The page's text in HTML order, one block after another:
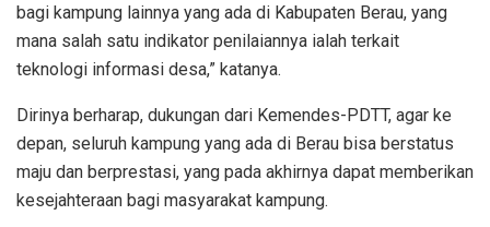
bagi kampung lainnya yang ada di Kabupaten Berau, yang
mana salah satu indikator penilaiannya ialah terkait
teknologi informasi desa,” katanya.
Dirinya berharap, dukungan dari Kemendes-PDTT, agar ke
depan, seluruh kampung yang ada di Berau bisa berstatus
maju dan berprestasi, yang pada akhirnya dapat memberikan
kesejahteraan bagi masyarakat kampung.